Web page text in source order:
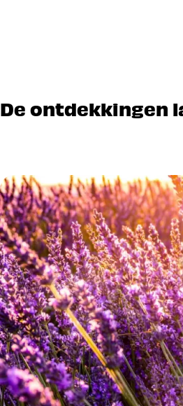
De ontdekkingen